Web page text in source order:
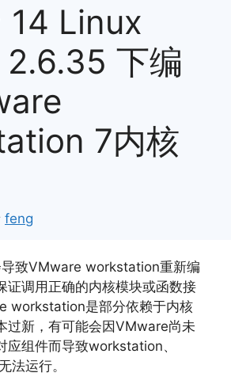
Linux
下编
7内核
feng
致VMware workstation重新编
证调用正确的内核模块或函数接
workstation是部分依赖于内核
过新，有可能会因VMware尚未
应组件而导致workstation、
法运行。